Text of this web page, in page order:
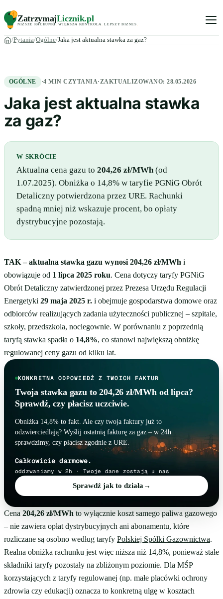
ZatrzymajLicznik.pl
NIŻSZE RACHUNKI. WIĘKSZA KONTROLA LEPSZY BIZNES
Pytania Ogólne Jaka jest aktualna stawka za gaz?
OGÓLNE ·4 MIN CZYTANIA·ZAKTUALIZOWANO:28.05.2026
Jaka jest aktualna stawka
za gaz?
W SKRÓCIE
Aktualna cena gazu to 204,26 zł/MWh(od
1.07.2025). Obniżka o 14,8% w taryfie PGNiG Obrót
Detaliczny potwierdzona przez URE. Rachunki
spadną mniej niż wskazuje procent, bo opłaty
dystrybucyjne pozostają.
TAK – aktualna stawka gazu wynosi 204,26 zł/MWh i
obowiązuje od 1 lipca 2025 roku. Cena dotyczy taryfy PGNiG
Obrót Detaliczny zatwierdzonej przez Prezesa Urzędu Regulacji
Energetyki 29 maja 2025 r. i obejmuje gospodarstwa domowe oraz
odbiorców realizujących zadania użyteczności publicznej – szpitale,
szkoły, przedszkola, noclegownie. W porównaniu z poprzednią
taryfą stawka spadła o 14,8%, co stanowi największą obniżkę
regulowanej ceny gazu od kilku lat.
KONKRETNA ODPOWIEDŹ Z TWOICH FAKTUR
Twoja stawka gazu to 204,26 zł/MWh od lipca?
Sprawdź, czy płacisz uczciwie.
Obniżka 14,8% to fakt. Ale czy twoja faktury już to
odzwierciedlają? Wyślij ostatnią fakturę za gaz – w 24h
sprawdzimy, czy płacisz zgodnie z URE.
Sprawdź jak to działa →
Całkowicie darmowe.
oddzwaniamy w 2h · Twoje dane zostają u nas
Cena 204,26 zł/MWh to wyłącznie koszt samego paliwa gazowego
– nie zawiera opłat dystrybucyjnych ani abonamentu, które
rozliczane są osobno według taryfy Polskiej Spółki Gazownictwa.
Realna obniżka rachunku jest więc niższa niż 14,8%, ponieważ stałe
składniki taryfy pozostały na zbliżonym poziomie. Dla MŚP
korzystających z taryfy regulowanej (np. małe placówki ochrony
zdrowia czy edukacji) oznacza to konkretną ulgę w kosztach